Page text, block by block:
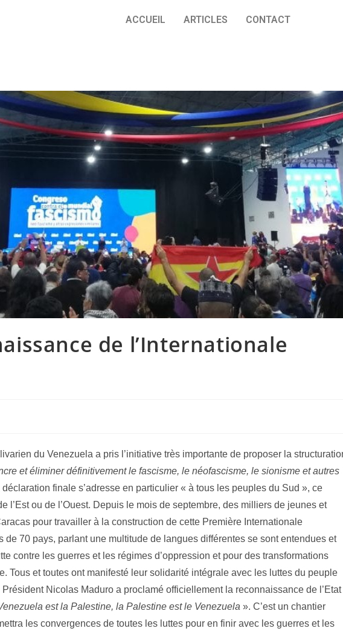
ACCUEIL ARTICLES CONTACT
de l’Internationale
du Venezuela a pris l’initiative très importante de proposer la
et éliminer définitivement le fascisme, le néofascisme, le sionisme et autres
finale s’adresse en particulier « à tous les peuples du Sud », ce
l’Est ou de l’Ouest. Depuis le mois de septembre, des milliers de jeunes et
pour travailler à la construction de cette Première Internationale
70 pays, parlant une multitude de langues différentes se sont entendues et
contre les guerres et les régimes d’oppression et pour des transformations
Tous et toutes ont manifesté leur solidarité intégrale avec les luttes du peuple
Nicolas Maduro a proclamé officiellement la reconnaissance de l’Etat
est la Palestine, la Palestine est le Venezuela ». C’est un chantier
les convergences de toutes les luttes pour en finir avec les guerres et les